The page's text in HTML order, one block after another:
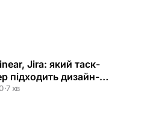
Jira: який таск-
підходить дизайн-
·7 хв